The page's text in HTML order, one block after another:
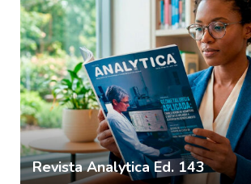
Revista Analytica Ed. 143